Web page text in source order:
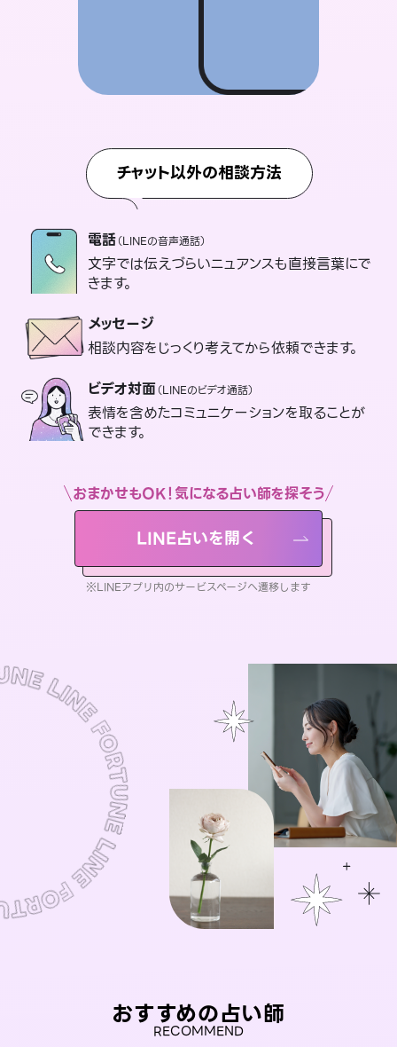
チャット以外の相談方法
電話（LINEの音声通話）
文字では伝えづらいニュアンスも直接言葉にで
きます。
メッセージ
相談内容をじっくり考えてから依頼できます。
ビデオ対面（LINEのビデオ通話）
表情を含めたコミュニケーションを取ることが
できます。
おまかせもOK！気になる占い師を探そう
LINE占いを開く
※LINEアプリ内のサービスページへ遷移します
おすすめの占い師
RECOMMEND